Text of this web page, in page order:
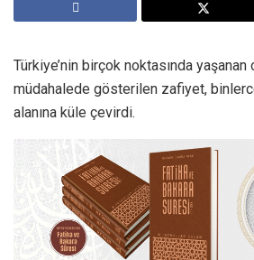
Türkiye’nin birçok noktasında yaşanan
müdahalede gösterilen zafiyet,
alanına küle çevirdi.